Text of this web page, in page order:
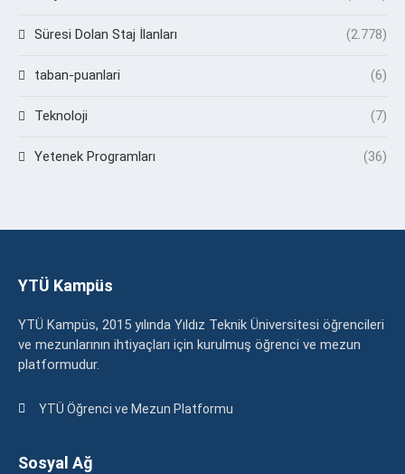
Süresi Dolan Staj İlanları (2.778)
taban-puanlari (6)
Teknoloji (7)
Yetenek Programları (36)
YTÜ Kampüs
YTÜ Kampüs, 2015 yılında Yıldız Teknik Üniversitesi öğrencileri
ve mezunlarının ihtiyaçları için kurulmuş öğrenci ve mezun
platformudur.
YTÜ Öğrenci ve Mezun Platformu
Sosyal Ağ